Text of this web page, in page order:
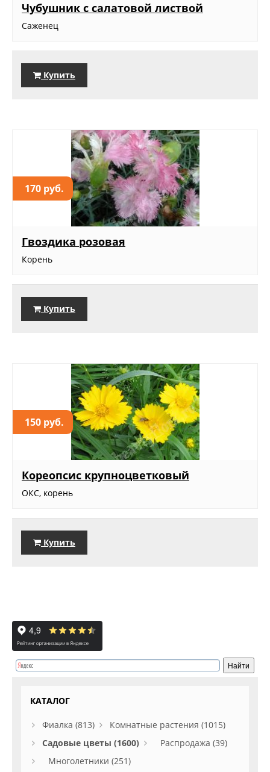
Чубушник с салатовой листвой
Саженец
Купить
170 руб.
Гвоздика розовая
Корень
Купить
150 руб.
Кореопсис крупноцветковый
ОКС, корень
Купить
КАТАЛОГ
Фиалка (813)
Комнатные растения (1015)
Садовые цветы (1600)
Распродажа (39)
Многолетники (251)